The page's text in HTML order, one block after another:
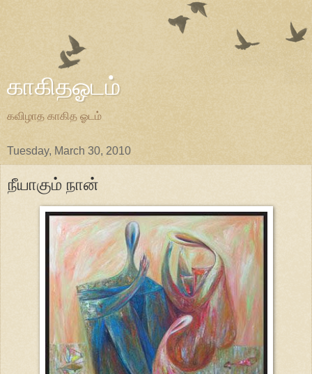
காகிதஓடம்
கவிழாத காகித ஓடம்
Tuesday, March 30, 2010
நீயாகும் நான்